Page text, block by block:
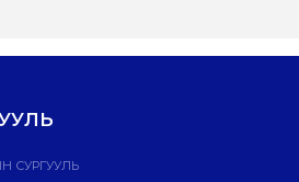
СУРГУУЛЬ